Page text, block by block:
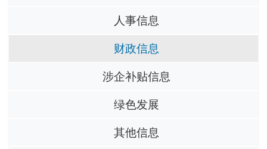
人事信息
财政信息
涉企补贴信息
绿色发展
其他信息